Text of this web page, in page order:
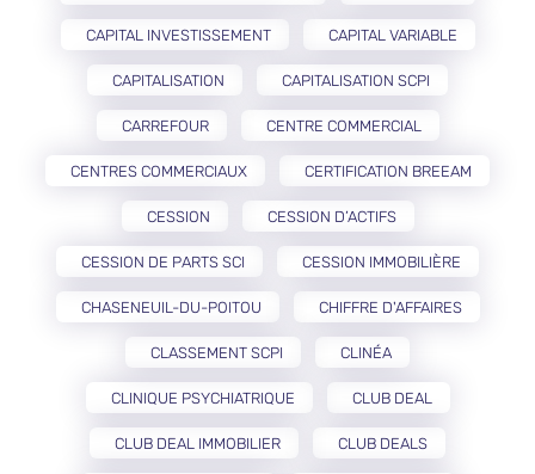
CAPITAL INVESTISSEMENT CAPITAL VARIABLE
CAPITALISATION CAPITALISATION SCPI
CARREFOUR CENTRE COMMERCIAL
CENTRES COMMERCIAUX CERTIFICATION BREEAM
CESSION CESSION D’ACTIFS
CESSION DE PARTS SCI CESSION IMMOBILIÈRE
CHASENEUIL-DU-POITOU CHIFFRE D'AFFAIRES
CLASSEMENT SCPI CLINÉA
CLINIQUE PSYCHIATRIQUE CLUB DEAL
CLUB DEAL IMMOBILIER CLUB DEALS